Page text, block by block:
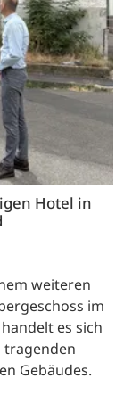
Hotel in
weiteren
im
es sich
tragenden
Gebäudes.